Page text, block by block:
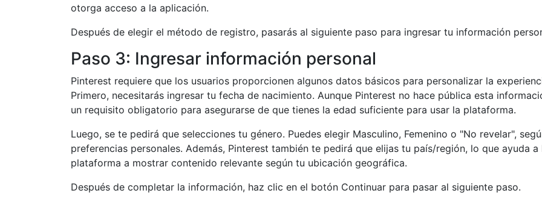
otorga acceso a la aplicación.
Después de elegir el método de registro, pasarás al siguiente paso para ingresar tu información
Paso 3: Ingresar información personal
Pinterest requiere que los usuarios proporcionen algunos datos básicos para personalizar la
Primero, necesitarás ingresar tu fecha de nacimiento. Aunque Pinterest no hace pública esta
un requisito obligatorio para asegurarse de que tienes la edad suficiente para usar la plataforma.
Luego, se te pedirá que selecciones tu género. Puedes elegir Masculino, Femenino o "No revelar",
preferencias personales. Además, Pinterest también te pedirá que elijas tu país/región, lo que ayuda a
plataforma a mostrar contenido relevante según tu ubicación geográfica.
Después de completar la información, haz clic en el botón Continuar para pasar al siguiente paso.